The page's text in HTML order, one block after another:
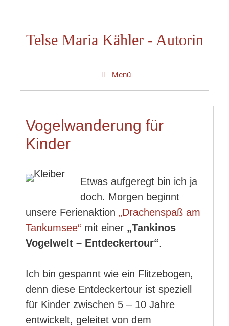
springenTelse Maria Kähler - Autorin
Menü
Vogelwanderung für
Kinder
Etwas aufgeregt bin ich ja
doch. Morgen beginnt
unsere Ferienaktion „Drachenspaß am
Tankumsee“ mit einer „Tankinos
Vogelwelt – Entdeckertour“.
Ich bin gespannt wie ein Flitzebogen,
denn diese Entdeckertour ist speziell
für Kinder zwischen 5 – 10 Jahre
entwickelt, geleitet von dem